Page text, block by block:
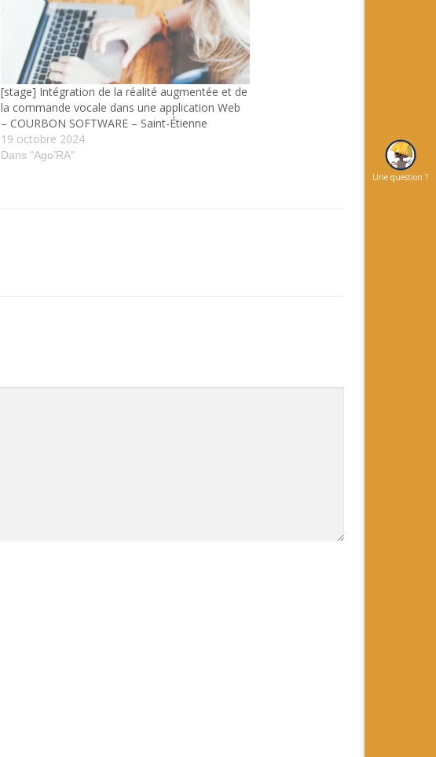
[stage] Intégration de la réalité augmentée et de
la commande vocale dans une application Web
– COURBON SOFTWARE – Saint-Étienne
19 octobre 2024
Dans "Ago’RA"
Une question ?